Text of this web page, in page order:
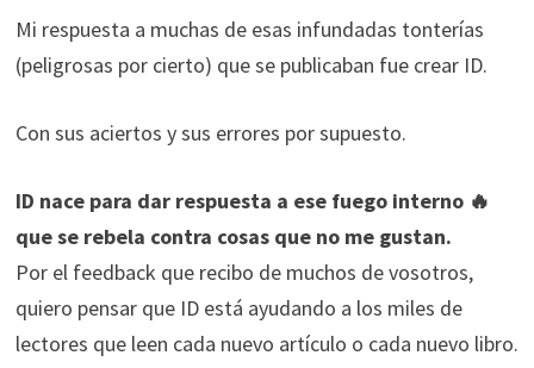
Mi respuesta a muchas de esas infundadas tonterías
(peligrosas por cierto) que se publicaban fue crear ID.
Con sus aciertos y sus errores por supuesto.
ID nace para dar respuesta a ese fuego interno 🔥
que se rebela contra cosas que no me gustan.
Por el feedback que recibo de muchos de vosotros,
quiero pensar que ID está ayudando a los miles de
lectores que leen cada nuevo artículo o cada nuevo libro.